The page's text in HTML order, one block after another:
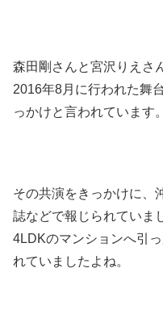
森田剛さんと宮沢りえさ
2016年8月に行われた舞
っかけと言われています。
その共演をきっかけに、
誌などで報じられていま
4LDKのマンションへ引
れていましたよね。